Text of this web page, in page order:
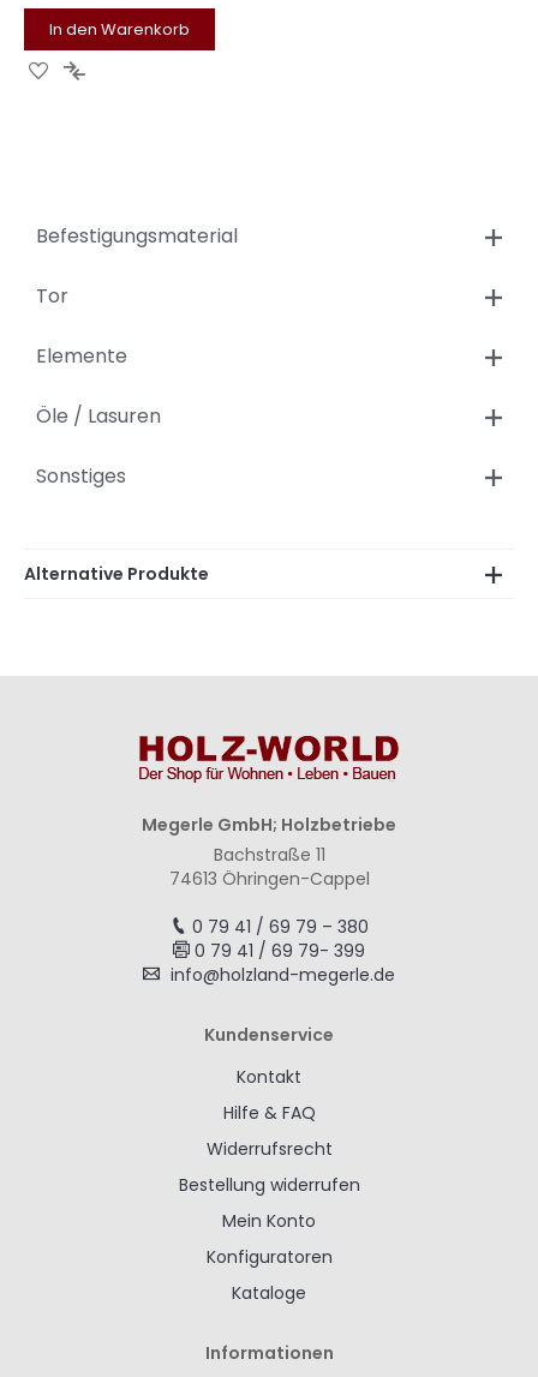
In den Warenkorb
Zur Zur
Befestigungsmaterial
Tor
Elemente
Öle / Lasuren
Sonstiges
Alternative Produkte
Megerle GmbH; Holzbetriebe
Bachstraße 11
74613 Öhringen-Cappel
0 79 41 / 69 79 – 380
0 79 41 / 69 79- 399
info@holzland-megerle.de
Kundenservice
Kontakt
Hilfe & FAQ
Widerrufsrecht
Bestellung widerrufen
Mein Konto
Konfiguratoren
Kataloge
Informationen